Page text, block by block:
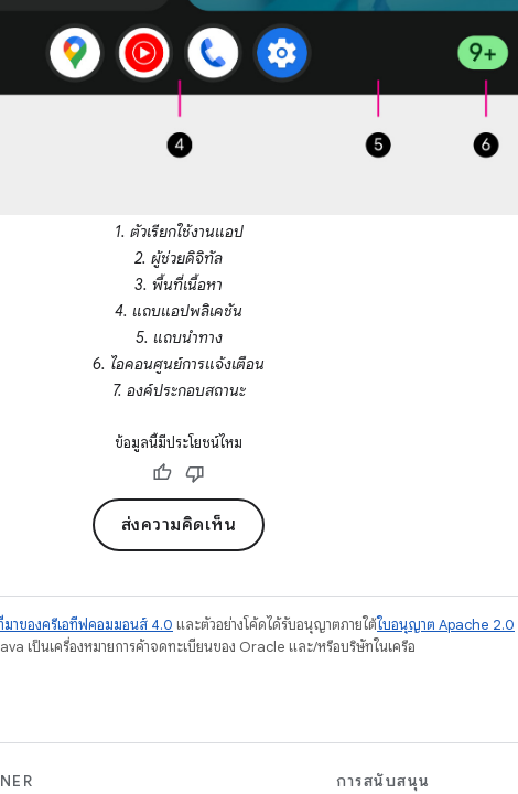
1. ตัวเรียกใช้งานแอป
2. ผู้ช่วยดิจิทัล
3. พื้นที่เนื้อหา
4. แถบแอปพลิเคชัน
5. แถบนำทาง
6. ไอคอนศูนย์การแจ้งเตือน
7. องค์ประกอบสถานะ
ข้อมูลนี้มีประโยชน์ไหม
ส่งความคิดเห็น
าของครีเอทีฟคอมมอนส์ 4.0 และตัวอย่างโค้ดได้รับอนุญาตภายใต้ใบอนุญาต Apache 2.0
เป็นเครื่องหมายการค้าจดทะเบียนของ Oracle และ/หรือบริษัทในเครือ
การสนับสนุน